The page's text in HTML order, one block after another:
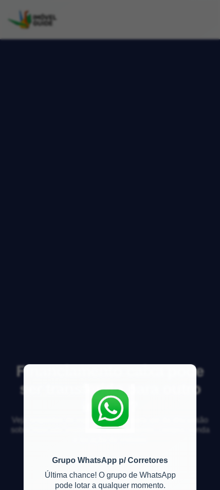
Grupo WhatsApp p/ Corretores
Última chance! O grupo de WhatsApp
pode lotar a qualquer momento.
Financiamento caixa pode
ser transferido para outro
imóvel?
Veja respostas de especialistas e participe da discussão
sobre mercado imobiliário, financiamento, compra, venda